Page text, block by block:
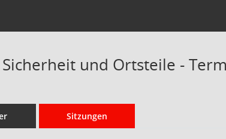
und Ortsteile -
Sitzungen